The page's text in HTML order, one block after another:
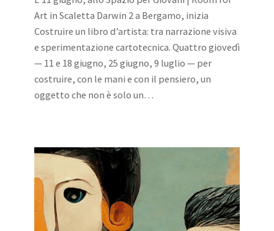
Art in Scaletta Darwin 2 a Bergamo, inizia
Costruire un libro d’artista: tra narrazione visiva
e sperimentazione cartotecnica. Quattro giovedì
— 11 e 18 giugno, 25 giugno, 9 luglio — per
costruire, con le mani e con il pensiero, un
oggetto che non è solo un…